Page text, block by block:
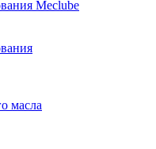
Meclube
масла